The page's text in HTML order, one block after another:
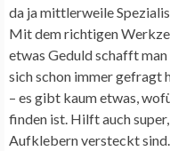
da ja mittlerweile
Mit dem richtigen
etwas Geduld schafft
sich schon immer gefragt
– es gibt kaum etwas,
finden ist. Hilft auch
Aufklebern versteckt